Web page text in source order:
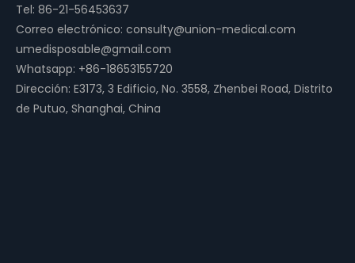
Tel: 86-21-56453637
Correo electrónico: consulty@union-medical.com
umedisposable@gmail.com
Whatsapp: +86-18653155720
Dirección: E3173, 3 Edificio, No. 3558, Zhenbei Road, Distrito
de Putuo, Shanghai, China